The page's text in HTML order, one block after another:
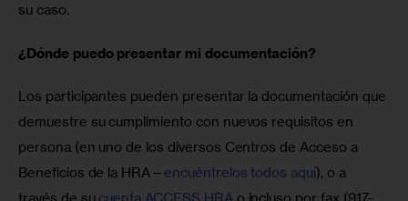
su caso.
¿Dónde puedo presentar mi documentación?
Los participantes pueden presentar la documentación que
demuestre su cumplimiento con nuevos requisitos en
persona (en uno de los diversos Centros de Acceso a
Beneficios de la HRA— encuéntrelos todos aquí), o a